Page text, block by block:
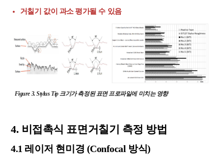
거칠기 값이 과소 평가될 수 있음
Figure3. Stylus Tip 크기가 측정된 표면 프로파일에 미치는 영향
4. 비접촉식 표면거칠기 측정 방법
4.1 레이저 현미경 (Confocal 방식)